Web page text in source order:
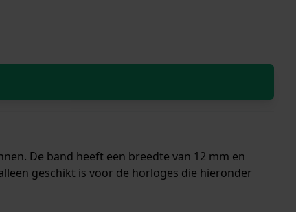
De band heeft een breedte van 12 mm en
geschikt is voor de horloges die hieronder